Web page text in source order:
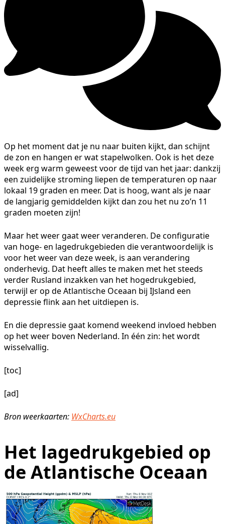
Op het moment dat je nu naar buiten kijkt, dan schijnt
de zon en hangen er wat stapelwolken. Ook is het deze
week erg warm geweest voor de tijd van het jaar: dankzij
een zuidelijke stroming liepen de temperaturen op naar
lokaal 19 graden en meer. Dat is hoog, want als je naar
de langjarig gemiddelden kijkt dan zou het nu zo’n 11
graden moeten zijn!
Maar het weer gaat weer veranderen. De configuratie
van hoge- en lagedrukgebieden die verantwoordelijk is
voor het weer van deze week, is aan verandering
onderhevig. Dat heeft alles te maken met het steeds
verder Rusland inzakken van het hogedrukgebied,
terwijl er op de Atlantische Oceaan bij IJsland een
depressie flink aan het uitdiepen is.
En die depressie gaat komend weekend invloed hebben
op het weer boven Nederland. In één zin: het wordt
wisselvallig.
[toc]
[ad]
Bron weerkaarten: WxCharts.eu
Het lagedrukgebied op
de Atlantische Oceaan